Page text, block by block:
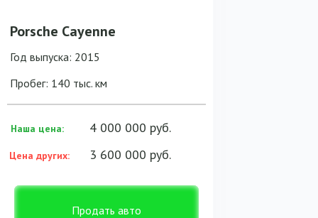
Porsche Cayenne
Пробег: 140 тыс. км
Наша цена:
Цена других:
Год выпуска: 2015
4 000 000 руб.
3 600 000 руб.
Продать авто